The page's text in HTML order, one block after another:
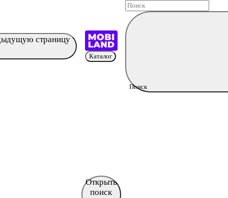
страницу
Каталог
Поиск
Открыть
поиск